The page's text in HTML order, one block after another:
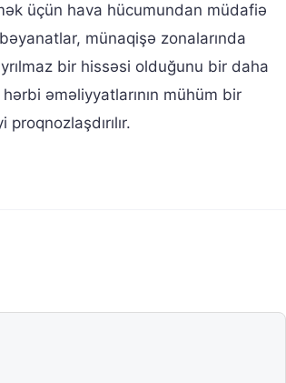
üçün hava hücumundan müdafiə
münaqişə zonalarında
bir hissəsi olduğunu bir daha
əməliyyatlarının mühüm bir